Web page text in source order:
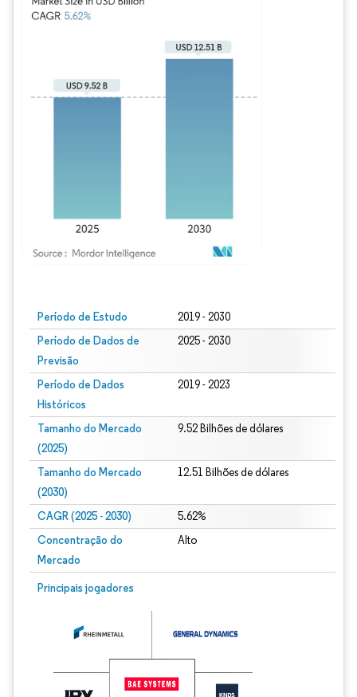
Período de Estudo 2019 - 2030
Período de Dados de
Previsão
2025 - 2030
Período de Dados
Históricos
2019 - 2023
Tamanho do Mercado
(2025)
9.52 Bilhões de dólares
Tamanho do Mercado
(2030)
12.51 Bilhões de dólares
CAGR (2025 - 2030) 5.62%
Concentração do
Mercado
Alto
Principais jogadores